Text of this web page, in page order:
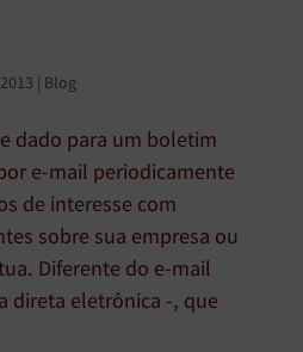
Blog
dado para um boletim
e-mail periodicamente
de interesse com
sobre sua empresa ou
Diferente do e-mail
direta eletrônica -, que